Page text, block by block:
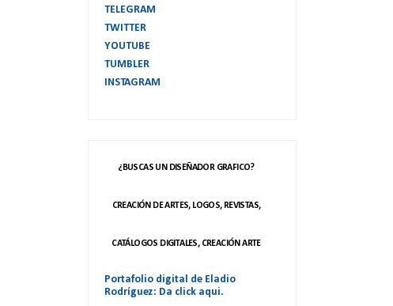
TELEGRAM
TWITTER
YOUTUBE
TUMBLER
INSTAGRAM
¿BUSCAS UN DISEÑADOR GRAFICO?
CREACIÓN DE ARTES, LOGOS, REVISTAS,
CATÁLOGOS DIGITALES, CREACIÓN ARTE
Portafolio digital de Eladio
Rodríguez: Da click aqui.